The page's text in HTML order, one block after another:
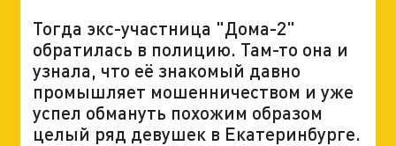
Тогда экс-участница "Дома-2"
обратилась в полицию. Там-то она и
узнала, что её знакомый давно
промышляет мошенничеством и уже
успел обмануть похожим образом
целый ряд девушек в Екатеринбурге.